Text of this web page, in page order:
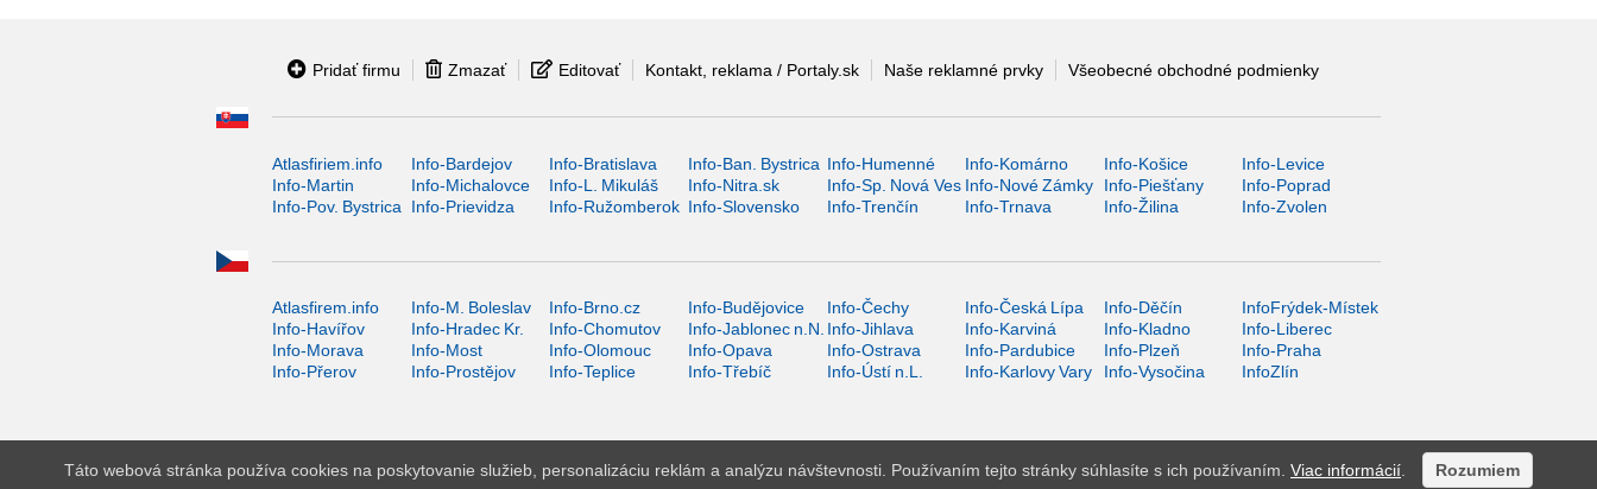
Pridať firmu Zmazať Editovať Kontakt, reklama / Portaly.sk Naše reklamné prvky Všeobecné obchodné podmienky
Atlasfiriem.info Info-Bardejov Info-Bratislava Info-Ban. Bystrica Info-Humenné Info-Komárno Info-Košice
Info-Levice
Info-Martin
Info-Michalovce Info-L. Mikuláš Info-Nitra.sk Info-Sp. Nová Ves Info-Nové Zámky Info-Piešťany
Info-Poprad
Info-Pov. Bystrica
Info-Prievidza Info-Ružomberok Info-Slovensko Info-Trenčín Info-Trnava Info-Žilina Info-Zvolen
Atlasfirem.info Info-M. Boleslav Info-Brno.cz Info-Budějovice Info-Čechy Info-Česká Lípa Info-Děčín
InfoFrýdek-Místek
Info-Havířov
Info-Hradec Kr. Info-Chomutov Info-Jablonec n.N. Info-Jihlava Info-Karviná Info-Kladno
Info-Liberec
Info-Morava
Info-Most Info-Olomouc Info-Opava Info-Ostrava Info-Pardubice Info-Plzeň
Info-Praha
Info-Přerov
Info-Prostějov Info-Teplice Info-Třebíč Info-Ústí n.L. Info-Karlovy Vary Info-Vysočina InfoZlín
Táto webová stránka používa cookies na poskytovanie služieb, personalizáciu reklám a analýzu návštevnosti. Používaním tejto stránky súhlasíte s ich používaním. Viac informácií Rozumiem